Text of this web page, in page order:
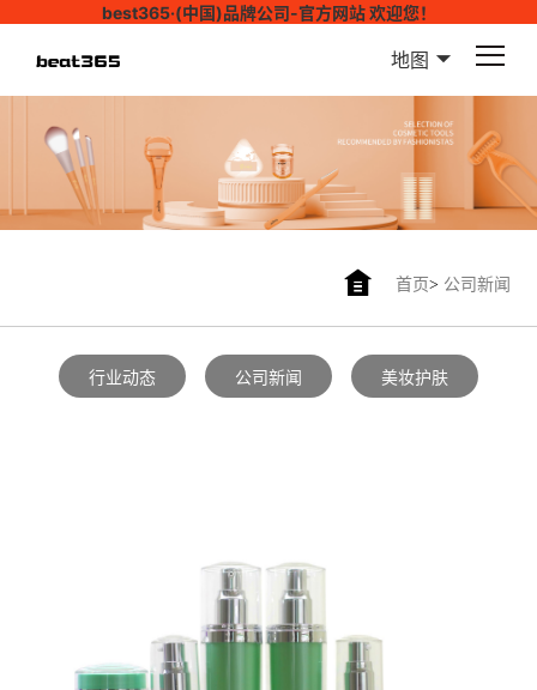
best365·(中国)品牌公司-官方网站 欢迎您！
地图
首页> 公司新闻
行业动态 公司新闻 美妆护肤